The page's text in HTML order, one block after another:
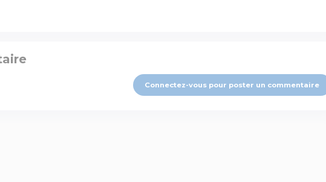
Connectez-vous pour poster un commentaire